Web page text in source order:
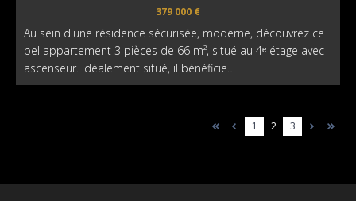
379 000 €
Au sein d'une résidence sécurisée, moderne, découvrez ce
bel appartement 3 pièces de 66 m², situé au 4ᵉ étage avec
ascenseur. Idéalement situé, il bénéficie…
1 2 3